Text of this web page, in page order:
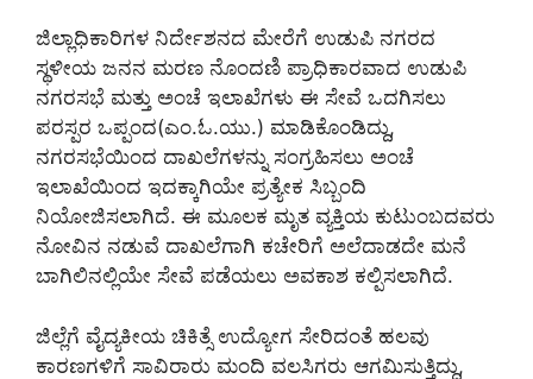
ಜಿಲ್ಲಾಧಿಕಾರಿಗಳ ನಿರ್ದೇಶನದ ಮೇರೆಗೆ ಉಡುಪಿ ನಗರದ
ಸ್ಥಳೀಯ ಜನನ ಮರಣ ನೊಂದಣಿ ಪ್ರಾಧಿಕಾರವಾದ ಉಡುಪಿ
ನಗರಸಭೆ ಮತ್ತು ಅಂಚೆ ಇಲಾಖೆಗಳು ಈ ಸೇವೆ ಒದಗಿಸಲು
ಪರಸ್ಪರ ಒಪ್ಪಂದ(ಎಂ.ಓ.ಯು.) ಮಾಡಿಕೊಂಡಿದ್ದು,
ನಗರಸಭೆಯಿಂದ ದಾಖಲೆಗಳನ್ನು ಸಂಗ್ರಹಿಸಲು ಅಂಚೆ
ಇಲಾಖೆಯಿಂದ ಇದಕ್ಕಾಗಿಯೇ ಪ್ರತ್ಯೇಕ ಸಿಬ್ಬಂದಿ
ನಿಯೋಜಿಸಲಾಗಿದೆ. ಈ ಮೂಲಕ ಮೃತ ವ್ಯಕ್ತಿಯ ಕುಟುಂಬದವರು
ನೋವಿನ ನಡುವೆ ದಾಖಲೆಗಾಗಿ ಕಚೇರಿಗೆ ಅಲೆದಾಡದೇ ಮನೆ
ಬಾಗಿಲಿನಲ್ಲಿಯೇ ಸೇವೆ ಪಡೆಯಲು ಅವಕಾಶ ಕಲ್ಪಿಸಲಾಗಿದೆ.
ಜಿಲ್ಲೆಗೆ ವೈದ್ಯಕೀಯ ಚಿಕಿತ್ಸೆ ಉದ್ಯೋಗ ಸೇರಿದಂತೆ ಹಲವು
ಕಾರಣಗಳಿಗೆ ಸಾವಿರಾರು ಮಂದಿ ವಲಸಿಗರು ಆಗಮಿಸುತ್ತಿದ್ದು,